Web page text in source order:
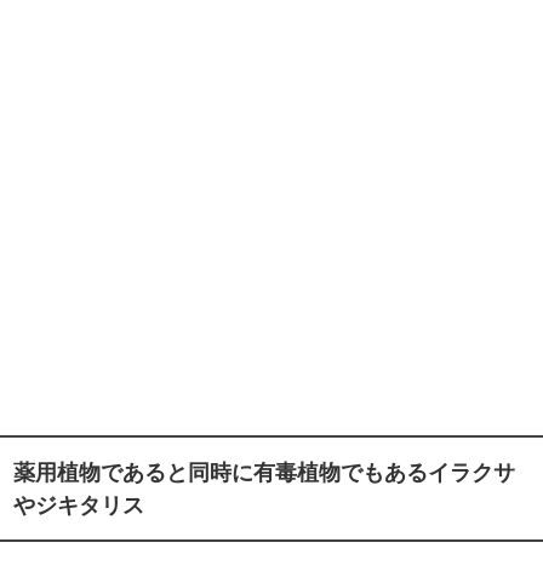
薬用植物であると同時に有毒植物でもあるイラクサ
やジキタリス